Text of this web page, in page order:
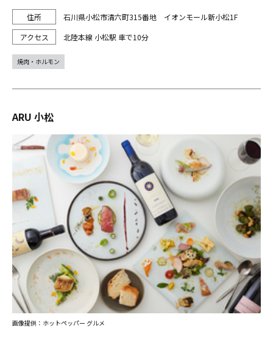
石川県小松市清六町315番地 イオンモール新小松1F
北陸本線 小松駅 車で10分
焼肉・ホルモン
ARU 小松
画像提供：ホットペッパー グルメ